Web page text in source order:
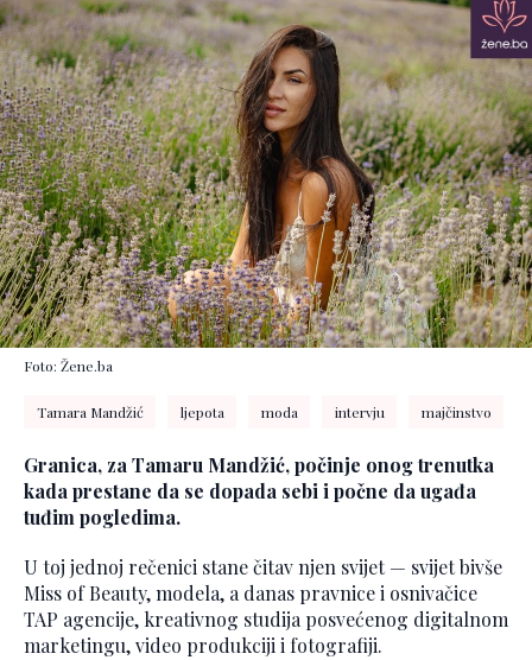
Foto: Žene.ba
Tamara Mandžić ljepota moda intervju majčinstvo
Granica, za Tamaru Mandžić, počinje onog trenutka
kada prestane da se dopada sebi i počne da ugađa
tuđim pogledima.
U toj jednoj rečenici stane čitav njen svijet — svijet bivše
Miss of Beauty, modela, a danas pravnice i osnivačice
TAP agencije, kreativnog studija posvećenog digitalnom
marketingu, video produkciji i fotografiji.